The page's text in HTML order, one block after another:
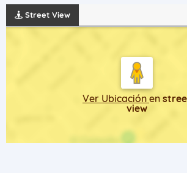
Street View
Ver Ubicación en
view